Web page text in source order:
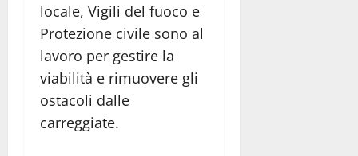
locale, Vigili del fuoco e
Protezione civile sono al
lavoro per gestire la
viabilità e rimuovere gli
ostacoli dalle
carreggiate.